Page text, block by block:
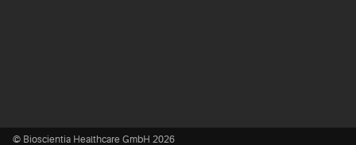
© Bioscientia Healthcare GmbH 2026